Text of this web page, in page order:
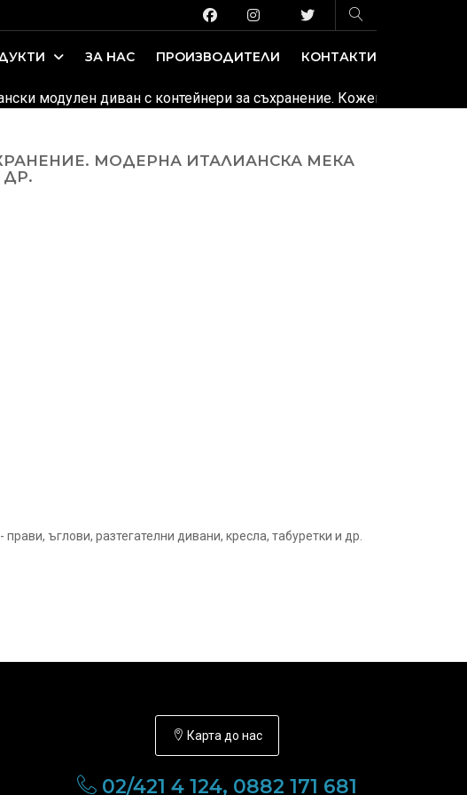
ЗА НАС ПРОИЗВОДИТЕЛИ КОНТАКТИ
модулен диван с контейнери за съхранение. Кожена или
МОДЕРНА ИТАЛИАНСКА МЕКА
ДР.
ъглови, разтегателни дивани, кресла, табуретки и др.
Карта до нас
02/421 4 124, 0882 171 681